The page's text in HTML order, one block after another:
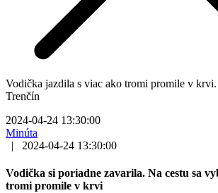
Vodička jazdila s viac ako tromi promile v
Trenčín
2024-04-24 13:30:00
Minúta
|
2024-04-24 13:30:00
Vodička si poriadne zavarila. Na cestu sa
tromi promile v krvi